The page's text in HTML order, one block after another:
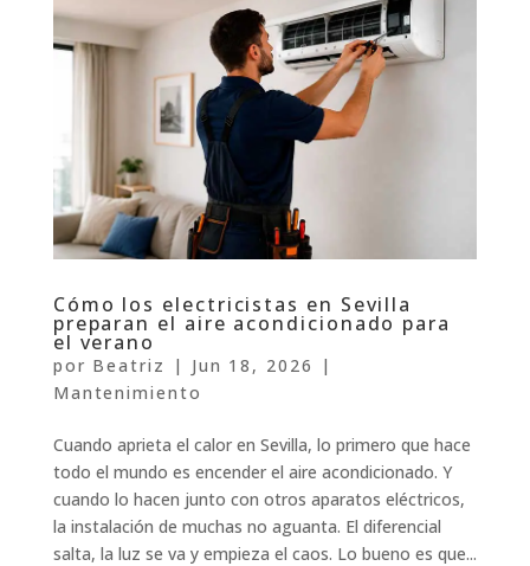
Cómo los electricistas en Sevilla
preparan el aire acondicionado para
el verano
por Beatriz | Jun 18, 2026
|
Mantenimiento
Cuando aprieta el calor en Sevilla, lo primero que hace
todo el mundo es encender el aire acondicionado. Y
cuando lo hacen junto con otros aparatos eléctricos,
la instalación de muchas no aguanta. El diferencial
salta, la luz se va y empieza el caos. Lo bueno es que...